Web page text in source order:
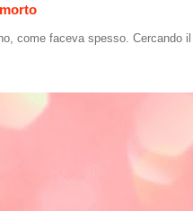
come faceva spesso. Cercando